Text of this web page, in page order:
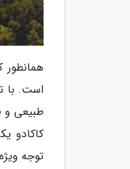
است. با
طبیعی و
کاکادو
توجه